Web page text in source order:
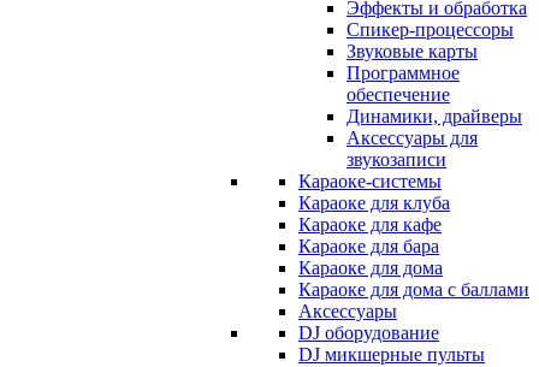
Эффекты и обработка
Спикер-процессоры
Звуковые карты
Программное
обеспечение
Динамики, драйверы
Аксессуары для
звукозаписи
Караоке-системы
Караоке для клуба
Караоке для кафе
Караоке для бара
Караоке для дома
Караоке для дома с баллами
Аксессуары
DJ оборудование
DJ микшерные пульты